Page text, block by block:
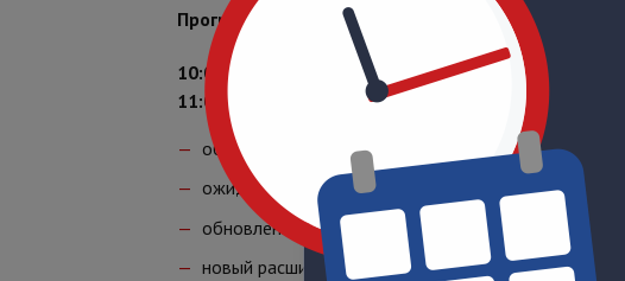
Программа семинара:
10:00- Анализ рынка услуг Охраны России и стран
11:00 - Объектовое оборудование Си-Норд.
обзор линейки контрольных панелей и объектовых
ожидаемые новинки: новая линейка Норд GSM и
обновленные панели Норд Mini и Норд Air;
новый расширитель РПШ-8М, новые клавиатуры